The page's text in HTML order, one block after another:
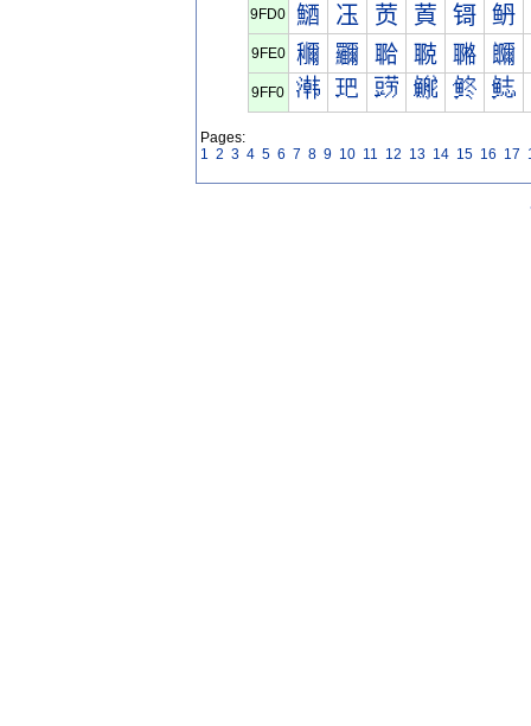
9FD0 鿐 鿑 鿒 鿓 鿔 鿕
9FE0 鿠 鿡 鿢 鿣 鿤 鿥
9FF0 鿰 鿱 鿲 鿳 鿴 鿵
Pages:
1 2 3 4 5 6 7 8 9 10 11 12 13 14 15 16 17